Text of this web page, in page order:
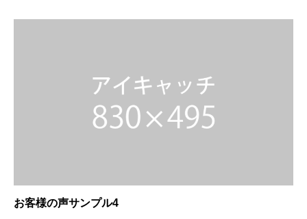
お客様の声サンプル4